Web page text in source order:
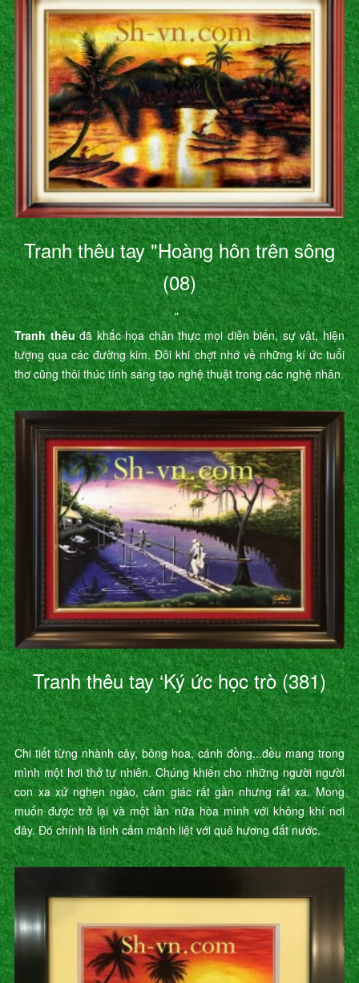
Tranh thêu tay "Hoàng hôn trên sông
(08)
"
Tranh thêuđã khắc họa chân thực mọi diễn biến, sự vật, hiện
tượng qua các đường kim. Đôi khi chợt nhớ về những kí ức tuổi
thơ cũng thôi thúc tính sáng tạo nghệ thuật trong các nghệ nhân.
Tranh thêu tay ‘Ký ức học trò (381)
’
Chi tiết từng nhành cây, bông hoa, cánh đồng...đều mang trong
mình một hơi thở tự nhiên. Chúng khiến cho những người người
con xa xứ nghẹn ngào, cảm giác rất gần nhưng rất xa. Mong
muốn được trở lại và một lần nữa hòa mình với không khí nơi
đây. Đó chính là tình cảm mãnh liệt với quê hương đất nước.